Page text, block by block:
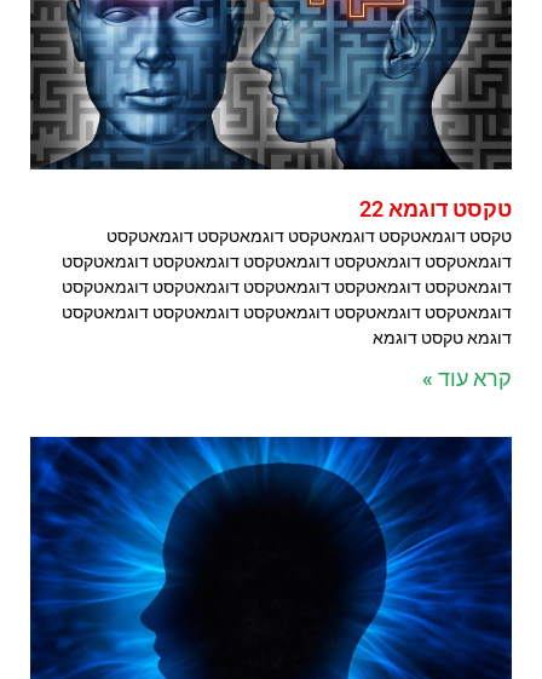
טקסט דוגמא 22
טקסט דוגמאטקסט דוגמאטקסט דוגמאטקסט דוגמאטקסט
דוגמאטקסט דוגמאטקסט דוגמאטקסט דוגמאטקסט דוגמאטקסט
דוגמאטקסט דוגמאטקסט דוגמאטקסט דוגמאטקסט דוגמאטקסט
דוגמאטקסט דוגמאטקסט דוגמאטקסט דוגמאטקסט דוגמאטקסט
דוגמא טקסט דוגמא
קרא עוד »